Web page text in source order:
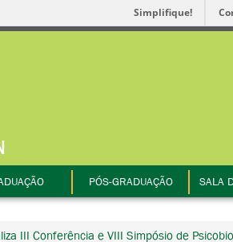
Simplifique!
PÓS-GRADUAÇÃO SALA
III Conferência e VIII Simpósio de